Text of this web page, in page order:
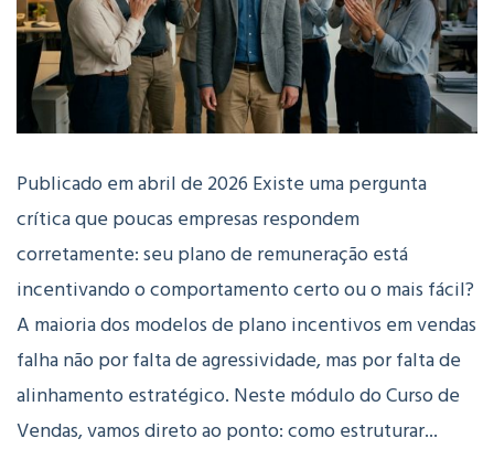
Publicado em abril de 2026 Existe uma pergunta
crítica que poucas empresas respondem
corretamente: seu plano de remuneração está
incentivando o comportamento certo ou o mais fácil?
A maioria dos modelos de plano incentivos em vendas
falha não por falta de agressividade, mas por falta de
alinhamento estratégico. Neste módulo do Curso de
Vendas, vamos direto ao ponto: como estruturar...